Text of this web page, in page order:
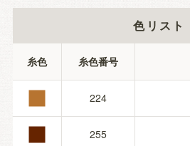
色リスト
糸色 糸色番号
■ 224
255